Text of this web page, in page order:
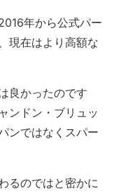
年から公式パー
現在はより高額な
良かったのです
ンドン・ブリュッ
ンではなくスパー
るのではと密かに